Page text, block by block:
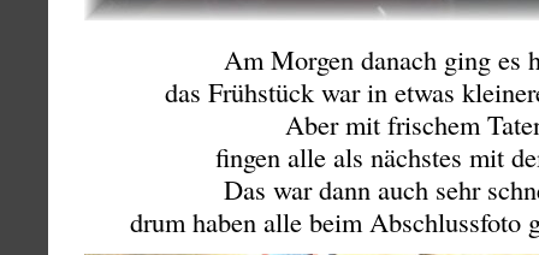
Am Morgen danach ging es
das Frühstück war in etwas
Aber mit frischem
fingen alle als nächstes mit
Das war dann auch sehr
drum haben alle beim Abschlussfoto